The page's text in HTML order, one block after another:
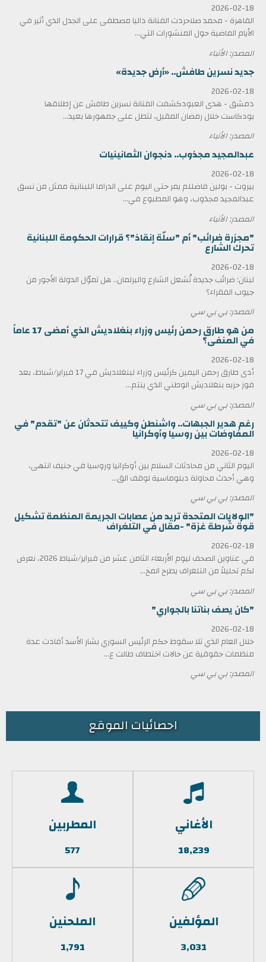
2026-02-18
القاهرة - محمد صلاحردت الفنانة داليا مصطفى على الجدل الذي أثير في
الأيام الماضية حول المنشورات التي...
المصدر: الأنباء
جديد نسرين طافش.. «أرض جديدة»
2026-02-18
دمشق - هدى العبودكشفت الفنانة نسرين طافش عن إطلاقها
بودكاست خلال رمضان المقبل، لتطل على جمهورها بعيد...
المصدر: الأنباء
عبدالمجيد مجذوب.. دنجوان الثمانينيات
2026-02-18
بيروت - بولين فاضللم يمر حتى اليوم على الدراما اللبنانية ممثل من نسق
عبدالمجيد مجذوب، وهو المطبوع في...
المصدر: الأنباء
"مجزرة ضرائب" أم "سلّة إنقاذ"؟ قرارات الحكومة اللبنانية
تحرك الشارع
2026-02-18
لبنان: ضرائب جديدة تُشعل الشارع والبرلمان.. هل تموّل الدولة الأجور من
جيوب الفقراء؟
المصدر: بي بي سي
من هو طارق رحمن رئيس وزراء بنغلاديش الذي أمضى 17 عاماً
في المنفى؟
2026-02-18
أدى طارق رحمن اليمين كرئيس وزراء لبنغلاديش في 17 فبراير/شباط، بعد
فوز حزبه بنغلاديش الوطني الذي ينتم...
المصدر: بي بي سي
رغم هدير الجبهات.. واشنطن وكييف تتحدثان عن "تقدم" في
المفاوضات بين روسيا وأوكرانيا
2026-02-18
اليوم الثاني من محادثات السلام بين أوكرانيا وروسيا في جنيف انتهى،
وهي أحدث محاولة دبلوماسية لوقف الق...
المصدر: بي بي سي
"الولايات المتحدة تريد من عصابات الجريمة المنظمة تشكيل
قوة شرطة غزة" -مقال في التلغراف
2026-02-18
في عناوين الصحف ليوم الأربعاء الثامن عشر من فبراير/شباط 2026، نعرض
لكم تحليلاً من التلغراف يطرح المخ...
المصدر: بي بي سي
"كان يصف بناتنا بالجواري"
2026-02-18
خلال العام الذي تلا سقوط حكم الرئيس السوري بشار الأسد أفادت عدة
منظمات حقوقية عن حالات اختطاف طالت ع...
المصدر: بي بي سي
احصائيات الموقع
الأغاني
18,239
المطربين
577
المؤلفين
3,031
الملحنين
1,791